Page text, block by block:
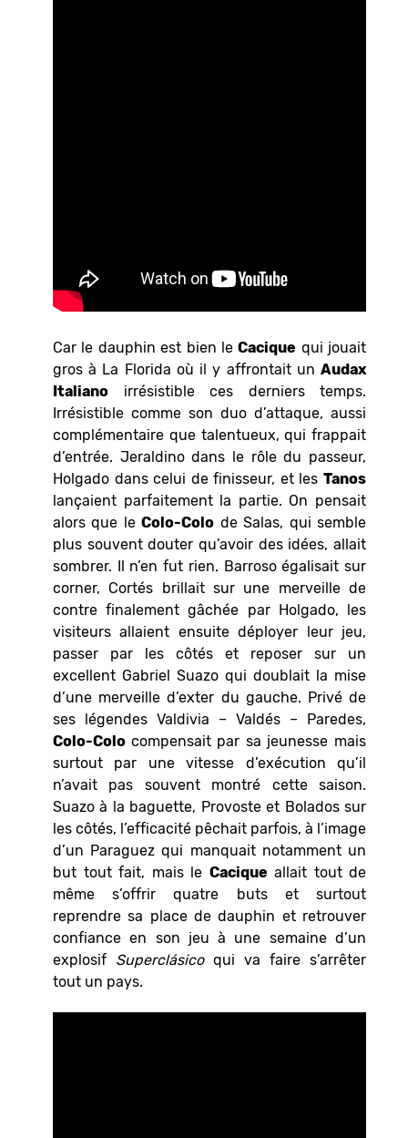
Car le dauphin est bien leCacique qui jouait
gros à La Florida où il y affrontait un Audax
Italiano irrésistible ces derniers temps.
Irrésistible comme son duo d’attaque, aussi
complémentaire que talentueux, qui frappait
d’entrée. Jeraldino dans le rôle du passeur,
Holgado dans celui de finisseur, et les Tanos
lançaient parfaitement la partie. On pensait
alors que leColo-Colo de Salas, qui semble
plus souvent douter qu’avoir des idées, allait
sombrer. Il n’en fut rien. Barroso égalisait sur
corner, Cortés brillait sur une merveille de
contre finalement gâchée par Holgado, les
visiteurs allaient ensuite déployer leur jeu,
passer par les côtés et reposer sur un
excellent Gabriel Suazo qui doublait la mise
d’une merveille d’exter du gauche. Privé de
ses légendes Valdivia – Valdés – Paredes,
Colo-Colo compensait par sa jeunesse mais
surtout par une vitesse d’exécution qu’il
n’avait pas souvent montré cette saison.
Suazo à la baguette, Provoste et Bolados sur
les côtés, l’efficacité pêchait parfois, à l’image
d’un Paraguez qui manquait notamment un
but tout fait, mais le Cacique allait tout de
même s’offrir quatre buts et surtout
reprendre sa place de dauphin et retrouver
confiance en son jeu à une semaine d’un
explosif Superclásicoqui va faire s’arrêter
tout un pays.